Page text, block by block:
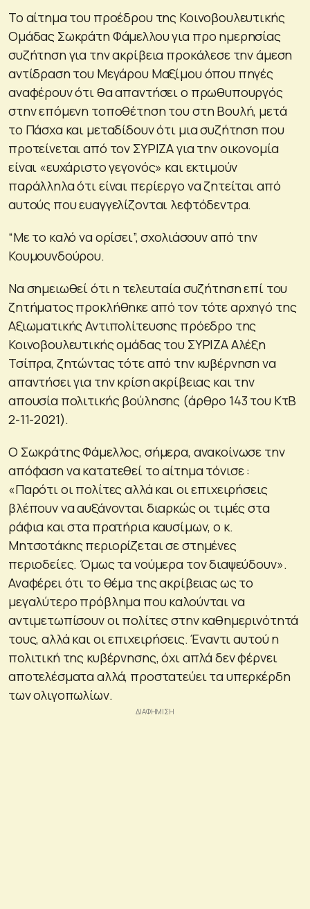
Το αίτημα του προέδρου της Κοινοβουλευτικής
Ομάδας Σωκράτη Φάμελλου για προ ημερησίας
συζήτηση για την ακρίβεια προκάλεσε την άμεση
αντίδραση του Μεγάρου Μαξίμου όπου πηγές
αναφέρουν ότι θα απαντήσει ο πρωθυπουργός
στην επόμενη τοποθέτηση του στη Βουλή, μετά
το Πάσχα και μεταδίδουν ότι μια συζήτηση που
προτείνεται από τον ΣΥΡΙΖΑ για την οικονομία
είναι «ευχάριστο γεγονός» και εκτιμούν
παράλληλα ότι είναι περίεργο να ζητείται από
αυτούς που ευαγγελίζονται λεφτόδεντρα.
“Με το καλό να ορίσει”, σχολιάσουν από την
Κουμουνδούρου.
Να σημειωθεί ότι η τελευταία συζήτηση επί του
ζητήματος προκλήθηκε από τον τότε αρχηγό της
Αξιωματικής Αντιπολίτευσης πρόεδρο της
Κοινοβουλευτικής ομάδας του ΣΥΡΙΖΑ Αλέξη
Τσίπρα, ζητώντας τότε από την κυβέρνηση να
απαντήσει για την κρίση ακρίβειας και την
απουσία πολιτικής βούλησης (άρθρο 143 του ΚτΒ
2-11-2021).
Ο Σωκράτης Φάμελλος, σήμερα, ανακοίνωσε την
απόφαση να κατατεθεί το αίτημα τόνισε :
«Παρότι οι πολίτες αλλά και οι επιχειρήσεις
βλέπουν να αυξάνονται διαρκώς οι τιμές στα
ράφια και στα πρατήρια καυσίμων, ο κ.
Μητσοτάκης περιορίζεται σε στημένες
περιοδείες. Όμως τα νούμερα τον διαψεύδουν».
Αναφέρει ότι το θέμα της ακρίβειας ως το
μεγαλύτερο πρόβλημα που καλούνται να
αντιμετωπίσουν οι πολίτες στην καθημερινότητά
τους, αλλά και οι επιχειρήσεις. Έναντι αυτού η
πολιτική της κυβέρνησης, όχι απλά δεν φέρνει
αποτελέσματα αλλά, προστατεύει τα υπερκέρδη
των ολιγοπωλίων.